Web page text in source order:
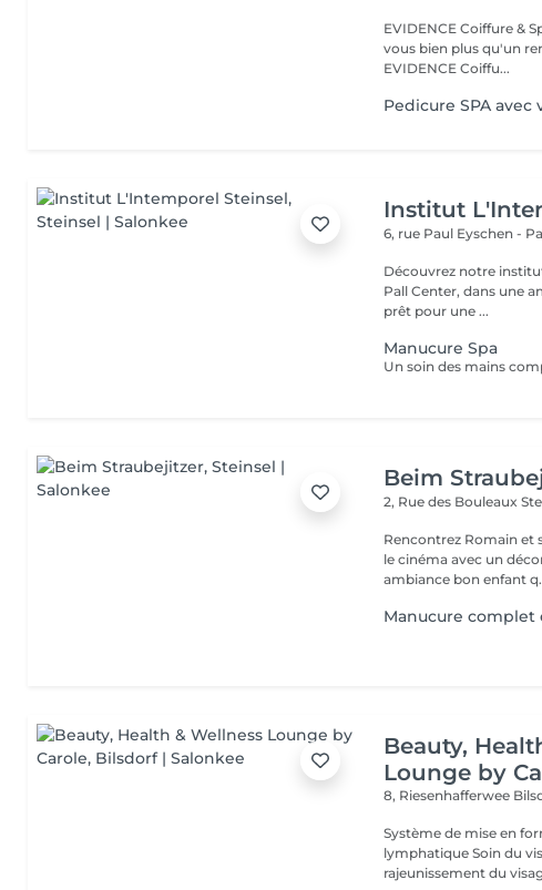
EVIDENCE Coiffure &
vous bien plus qu'un
EVIDENCE Coiffu...
Pedicure SPA
Institut
6, rue Paul Eyschen -
Découvrez notre
Pall Center, dans une
prêt pour une ...
Manucure Spa
Beim
2, Rue des Bouleaux
Rencontrez Romain et
le cinéma avec un décor
ambiance bon enfant
Manucure complet
Beauty,
Lounge by
8, Riesenhafferwee
Système de mise en forme
lymphatique Soin du visage classique Aquapure Nettoyage et